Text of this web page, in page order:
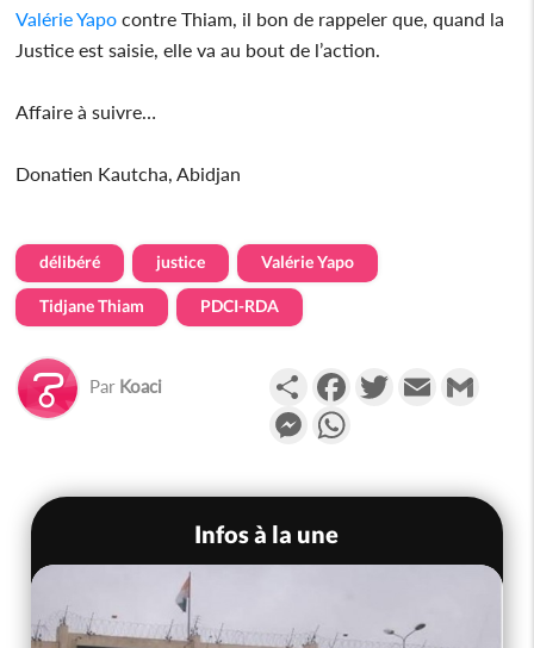
Valérie Yapo contre Thiam, il bon de rappeler que, quand la
Justice est saisie, elle va au bout de l’action.
Affaire à suivre…
Donatien Kautcha, Abidjan
délibéré justice Valérie Yapo
Tidjane Thiam PDCI-RDA
Par Koaci PartagerFacebookTwitterEmail
Messenger
Infos à la une